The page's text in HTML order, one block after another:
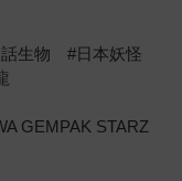
生物 #日本妖怪
GEMPAK STARZ